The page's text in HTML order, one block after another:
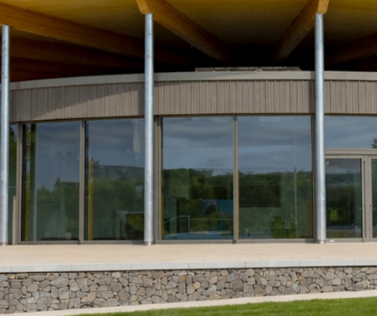
BIM, PLANIFICATION GÉNÉRALE PISCINE NATURELLE
Piscine naturelle de
Winsen
Construction d'une nouvelle piscine naturelle écologique
Winsen
2020-2025